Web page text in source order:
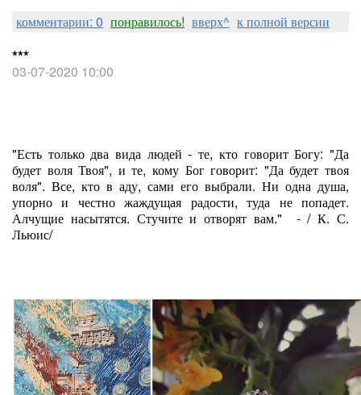
комментарии: 0 понравилось! вверх^ к полной версии
***
03-07-2020 10:00
"Есть только два вида людей - те, кто говорит Богу: "Да
будет воля Твоя", и те, кому Бог говорит: "Да будет твоя
воля". Все, кто в аду, сами его выбрали. Ни одна душа,
упорно и честно жаждущая радости, туда не попадет.
Алчущие насытятся. Стучите и отворят вам." - / К. С.
Льюис/